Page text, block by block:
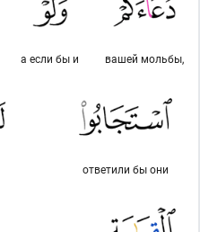
вашей мольбы,
а если бы и
ответили бы они